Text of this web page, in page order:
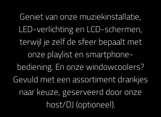
Geniet van onze muziekinstallatie,
LED-verlichting en LCD-schermen,
terwijl je zelf de sfeer bepaalt met
onze playlist en smartphone-
bediening. En onze windowcoolers?
Gevuld met een assortiment drankjes
naar keuze, geserveerd door onze
host/DJ (optioneel).